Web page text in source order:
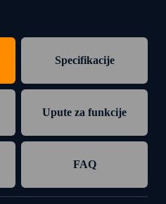
Specifikacije
Upute za funkcije
FAQ